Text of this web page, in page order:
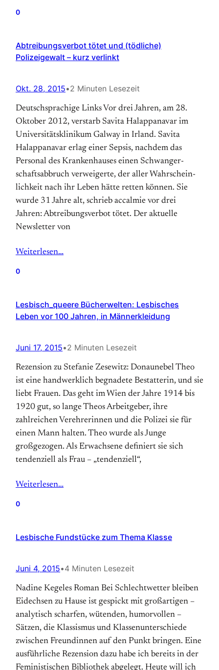
0
Abtreibungsverbot tötet und (tödliche)
Polizeigewalt – kurz verlinkt
Okt. 28, 2015•2 Minuten Lesezeit
Deutschsprachige Links Vor drei Jahren, am 28.
Oktober 2012, verstarb Sa­vita Ha­lap­pa­na­var im
Universitäts­klinikum Gal­way in Ir­land. Savita
Halappanavar erlag einer Sepsis, nachdem das
Personal des Kranken­hauses einen Schwanger­
schafts­ab­bruch ver­wei­gerte, der aller Wahr­schein­
lich­keit nach ihr Leben hätte retten können. Sie
wurde 31 Jahre alt, schrieb accalmie vor drei
Jahren: Abtreibungsverbot tötet. Der aktuelle
Newsletter von
Weiterlesen…
0
Lesbisch_queere Bücherwelten: Lesbisches
Leben vor 100 Jahren, in Männerkleidung
Juni 17, 2015•2 Minuten Lesezeit
Rezension zu Stefanie Zesewitz: Donaunebel Theo
ist eine handwerklich begnadete Bestatterin, und sie
liebt Frauen. Das geht im Wien der Jahre 1914 bis
1920 gut, so lange Theos Arbeitgeber, ihre
zahlreichen Verehrerinnen und die Polizei sie für
einen Mann halten. Theo wurde als Junge
großgezogen. Als Erwachsene definiert sie sich
tendenziell als Frau – „tendenziell“,
Weiterlesen…
0
Lesbische Fundstücke zum Thema Klasse
Juni 4, 2015•4 Minuten Lesezeit
Nadine Kegeles Roman Bei Schlechtwetter bleiben
Eidechsen zu Hause ist gespickt mit großartigen –
analytisch scharfen, wütenden, humorvollen –
Sätzen, die Klassismus und Klassenunterschiede
zwischen Freundinnen auf den Punkt bringen. Eine
ausführliche Rezension dazu habe ich bereits in der
Feministischen Bibliothek abgelegt. Heute will ich